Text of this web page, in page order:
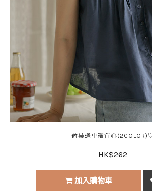
荷葉邊車褶背心
HK$262
加入購物車